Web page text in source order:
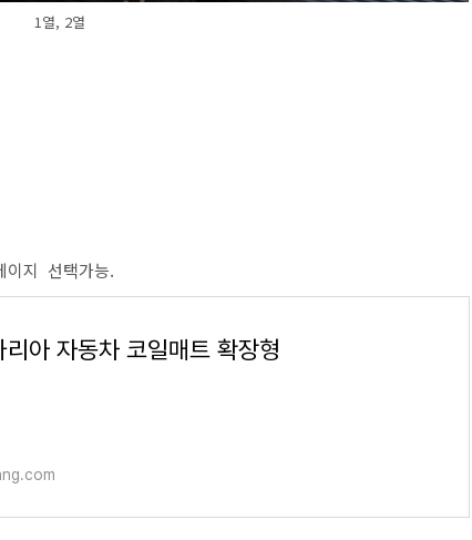
1열, 2열
이지 선택가능.
리아 자동차 코일매트 확장형